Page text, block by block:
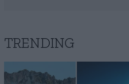
TRENDING